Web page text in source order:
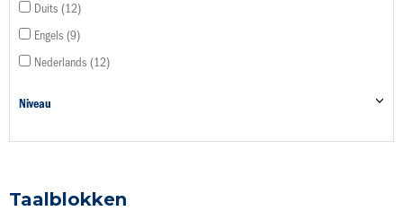
Taalblokken
Duits 12
Engels 9
Nederlands 12
Niveau